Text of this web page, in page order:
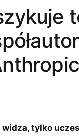
tylko